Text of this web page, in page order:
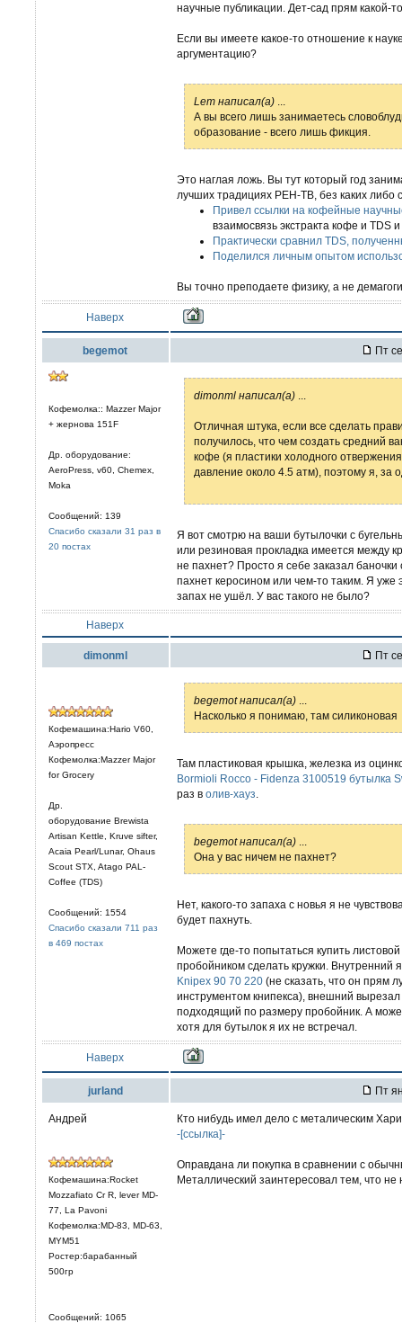
научные публикации. Дет-сад прям какой-
Если вы имеете какое-то отношение к
аргументацию?
Lem написал(а)
А вы всего лишь занимаетесь
образование - всего лишь фикция.
Это наглая ложь. Вы тут который год
лучших традициях РЕН-ТВ, без каких
Привел ссылки на кофейные
взаимосвязь экстракта кофе и TDS
Практически сравнил TDS,
Поделился личным опытом
Вы точно преподаете физику, а не
Наверх
begemot Пт
Кофемолка:: Mazzer Major
+ жернова 151F
Др. оборудование:
AeroPress, v60, Chemex,
Moka
Сообщений: 139
Спасибо сказали 31 раз в
20 постах
dimonml написал(а)
Отличная штука, если все сделать
получилось, что чем создать средний
кофе (я пластики холодного
давление около 4.5 атм), поэтому я, за
Я вот смотрю на ваши бутылочки с
или резиновая прокладка имеется между
не пахнет? Просто я себе заказал
пахнет керосином или чем-то таким. Я уже
запах не ушёл. У вас такого не было?
Наверх
dimonml Пт
Кофемашина:Hario V60,
Аэропресс
Кофемолка:Mazzer Major
for Grocery
Др.
оборудование Brewista
Artisan Kettle, Kruve sifter,
Acaia Pearl/Lunar, Ohaus
Scout STX, Atago PAL-
Coffee (TDS)
Сообщений: 1554
Спасибо сказали 711 раз
в 469 постах
begemot написал(а)
Насколько я понимаю, там силиконовая
Там пластиковая крышка, железка из
Bormioli Rocco - Fidenza 3100519 бутылка
раз в олив-хауз
begemot написал(а)
Она у вас ничем не пахнет?
Нет, какого-то запаха с новья я не
будет пахнуть.
Можете где-то попытаться купить
пробойником сделать кружки.
Knipex 90 70 220 (не сказать, что он прям
инструментом книпекса), внешний
подходящий по размеру пробойник. А
хотя для бутылок я их не встречал.
Наверх
jurland Пт
Андрей
Кофемашина:Rocket
Mozzafiato Cr R, lever MD-
77, La Pavoni
Кофемолка:MD-83, MD-63,
MYM51
Ростер:барабанный
500гр
Сообщений: 1065
Кто нибудь имел дело с металическим
-[ссылка]-
Оправдана ли покупка в сравнении с
Металлический заинтересовал тем, что